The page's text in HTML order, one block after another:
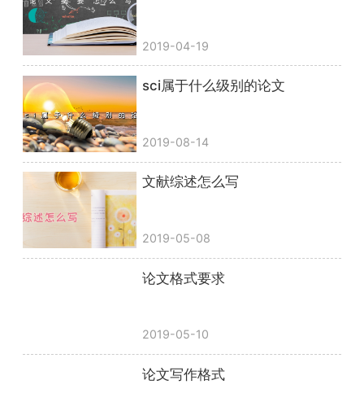
2019-04-19
sci属于什么级别的论文
2019-08-14
文献综述怎么写
2019-05-08
论文格式要求
2019-05-10
论文写作格式